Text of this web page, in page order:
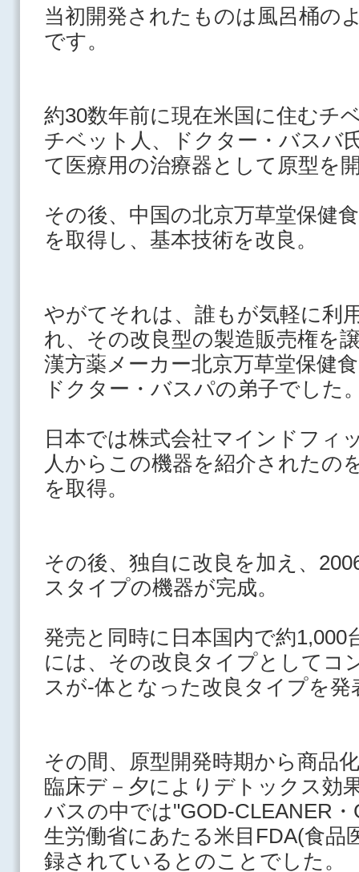
当初開発されたものは風呂桶の
です。
約30数年前に現在米国に住むチ
チベット人、ドクター・バスバ
て医療用の治療器として原型を
その後、中国の北京万草堂保健
を取得し、基本技術を改良。
やがてそれは、誰 もが気軽に利
れ、 その改良型の製造販売権を
漢方薬メーカー北京万草堂保健
ドクター・バスパの弟子でした
日本では株式会社マインドフィ
人からこの機器を紹介されたの
を取得。
その後、独自に改良を加え、
スタイプの機器が完成。
発売と同時に日本国内で約1,000
には、その改良タイプとしてコ
スが‐体となった改良タイプを発
その間、原型開発時期から商品
臨床デ－夕によりデトックス効
バスの中では"GOD‐CLEANER
生労働省にあたる米目FDA(食品
録されているとのことでした。